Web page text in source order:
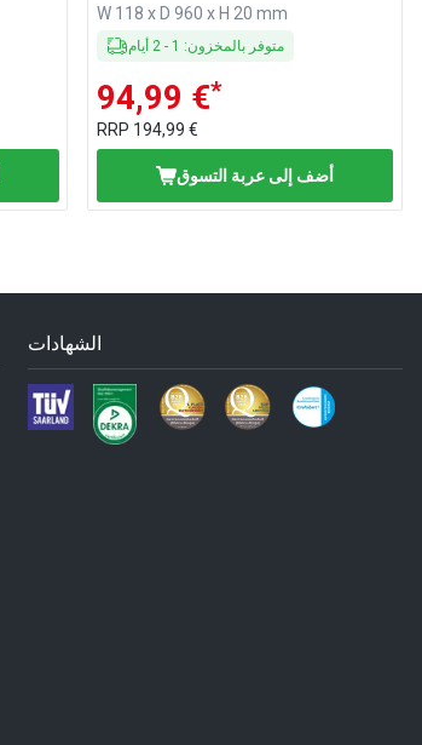
W 118 x D 960 x H 20 mm
متوفر بالمخزون:
1
-
2 أيام
94,99 €*
RRP 194,99 €
أضف إلى عربة التسوق
الشهادات